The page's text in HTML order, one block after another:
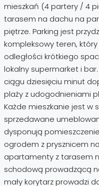
mieszkań (4 partery / 4
tarasem na dachu na
piętrze. Parking jest
kompleksowy teren,
odległości krótkiego
lokalny supermarket i
ciągu dziesięciu minut
plaży z udogodnieniami
Każde mieszkanie jest w
sprzedawane
dysponują
ogrodem z prysznicem
apartamenty z tarasem
schodową prowadzącą
mały korytarz prowadzi